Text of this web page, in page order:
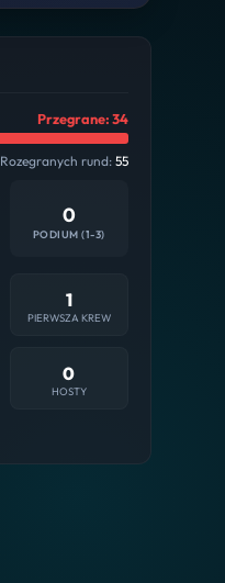
Przegrane: 34
Rozegranych rund: 55
0
PODIUM (1-3)
1
PIERWSZA KREW
0
HOSTY